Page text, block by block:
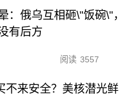
：俄乌互相砸\"饭碗\"，
有后方
阅读 3557
不来安全？美核潜光鲜